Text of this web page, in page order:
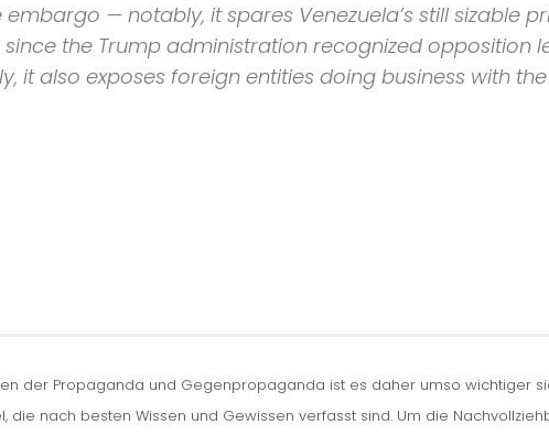
— notably, it spares Venezuela’s still sizable
the Trump administration recognized opposition
it also exposes foreign entities doing business with
der Propaganda und Gegenpropaganda ist es daher umso wichtiger
nach besten Wissen und Gewissen verfasst sind. Um die